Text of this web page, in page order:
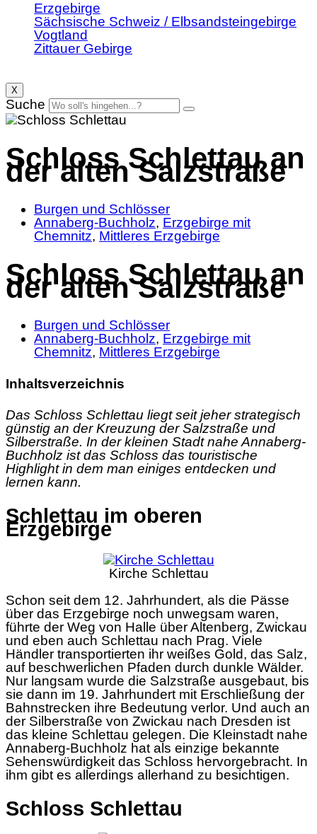
Erzgebirge
Sächsische Schweiz / Elbsandsteingebirge
Vogtland
Zittauer Gebirge
X
Suche
Schloss Schlettau an
der alten Salzstraße
Burgen und Schlösser
Annaberg-Buchholz, Erzgebirge mit
Chemnitz, Mittleres Erzgebirge
Schloss Schlettau an
der alten Salzstraße
Burgen und Schlösser
Annaberg-Buchholz, Erzgebirge mit
Chemnitz, Mittleres Erzgebirge
Inhaltsverzeichnis
Das Schloss Schlettau liegt seit jeher strategisch
günstig an der Kreuzung der Salzstraße und
Silberstraße. In der kleinen Stadt nahe Annaberg-
Buchholz ist das Schloss das touristische
Highlight in dem man einiges entdecken und
lernen kann.
Schlettau im oberen
Erzgebirge
Kirche Schlettau
Schon seit dem 12. Jahrhundert, als die Pässe
über das Erzgebirge noch unwegsam waren,
führte der Weg von Halle über Altenberg, Zwickau
und eben auch Schlettau nach Prag. Viele
Händler transportierten ihr weißes Gold, das Salz,
auf beschwerlichen Pfaden durch dunkle Wälder.
Nur langsam wurde die Salzstraße ausgebaut, bis
sie dann im 19. Jahrhundert mit Erschließung der
Bahnstrecken ihre Bedeutung verlor. Und auch an
der Silberstraße von Zwickau nach Dresden ist
das kleine Schlettau gelegen. Die Kleinstadt nahe
Annaberg-Buchholz hat als einzige bekannte
Sehenswürdigkeit das Schloss hervorgebracht. In
ihm gibt es allerdings allerhand zu besichtigen.
Schloss Schlettau